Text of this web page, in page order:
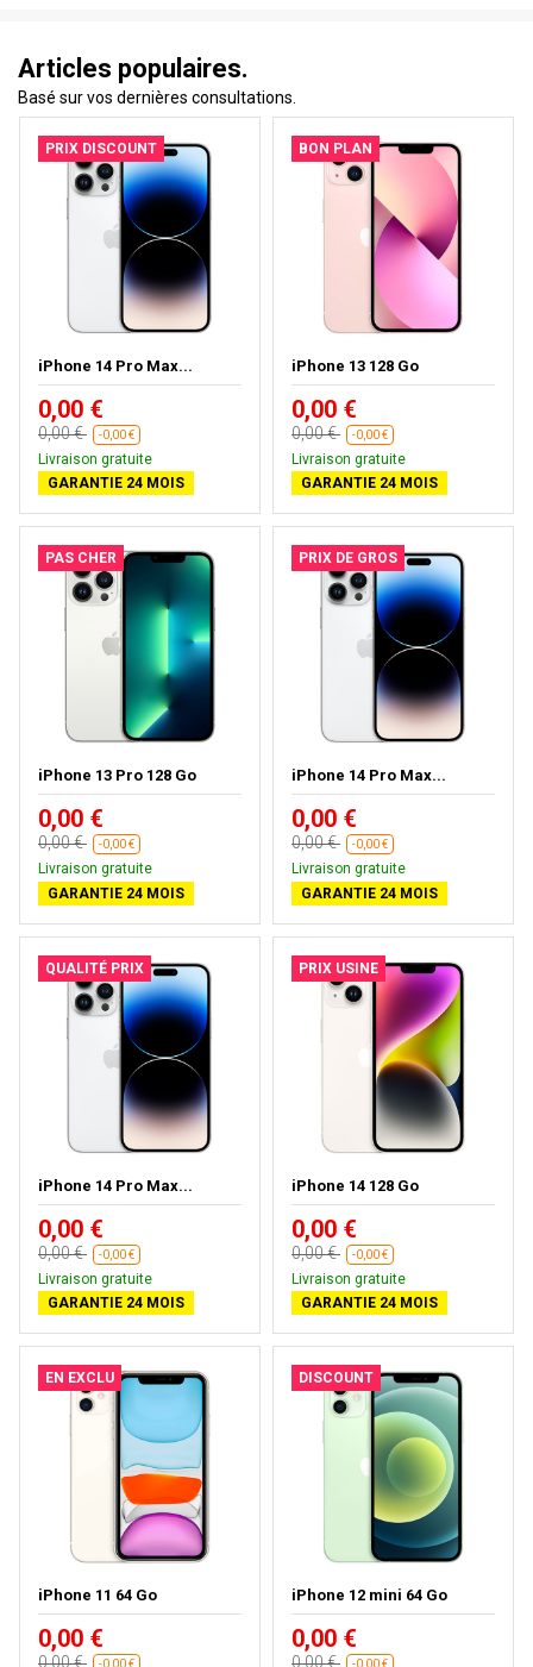
Articles populaires.
Basé sur vos dernières consultations.
PRIX DISCOUNT
iPhone 14 Pro Max...
0,00 €
0,00 € -0,00 €
Livraison gratuite
GARANTIE 24 MOIS
BON PLAN
iPhone 13 128 Go
0,00 €
0,00 € -0,00 €
Livraison gratuite
GARANTIE 24 MOIS
PAS CHER
iPhone 13 Pro 128 Go
0,00 €
0,00 € -0,00 €
Livraison gratuite
GARANTIE 24 MOIS
PRIX DE GROS
iPhone 14 Pro Max...
0,00 €
0,00 € -0,00 €
Livraison gratuite
GARANTIE 24 MOIS
QUALITÉ PRIX
iPhone 14 Pro Max...
0,00 €
0,00 € -0,00 €
Livraison gratuite
GARANTIE 24 MOIS
PRIX USINE
iPhone 14 128 Go
0,00 €
0,00 € -0,00 €
Livraison gratuite
GARANTIE 24 MOIS
EN EXCLU
iPhone 11 64 Go
0,00 €
0,00 € -0,00 €
DISCOUNT
iPhone 12 mini 64 Go
0,00 €
0,00 € -0,00 €